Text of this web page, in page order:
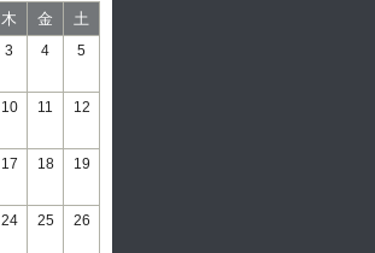
木 金 土
3 4 5
10 11 12
17 18 19
24 25 26